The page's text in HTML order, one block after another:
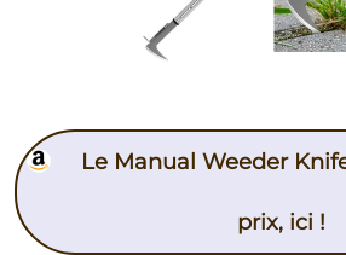
Le Manual Weeder
prix, ici !